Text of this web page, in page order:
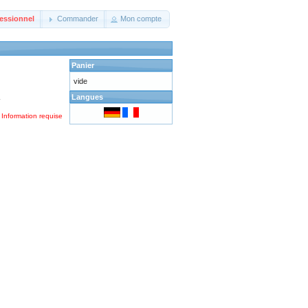
Commander Mon compte
Information requise
Panier
vide
Langues